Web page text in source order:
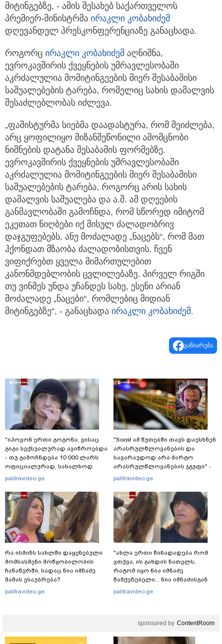
მიტინგებზე, - ამის შესახებ საქართველოს
პრემიერ-მინისტრმა ირაკლი კობახიძემ
დღევანდელ პრესკონფერენციაზე განაცხადა.
როგორც ირაკლი კობახიძემ აღნიშნა,
ევროკავშირის ქვეყნების უმრავლესობაში
აკრძალულია მომიტინგეების მიერ შესაბამისი
საშუალებების ტარება, რომელიც სახის დამალვის
შესაძლებლობას იძლევა.
„ფაშისტურმა სიებმა დაადასტურა, რომ შეიძლება,
არც ყოფილიყო მიზანშეწონილი ამომცნობი
ნიშნების დატანა შესაბამის ფორმებზე.
ევროკავშირის ქვეყნების უმრავლესობაში
აკრძალულია მომიტინგეების მიერ შესაბამისი
საშუალებების ტარება, როგორც არის სახის
დამალვის საშუალება და ა.შ. ამ დღეების
განმავლობაში გამოჩნდა, რომ სწორედ იმიტომ
ეკეთათ ნიღბები იქ მისულ ძალადობრივ
დაჯგუფებებს, ანუ მოძალადე „ნაცებს“, რომ მათ
ჰქონდათ მზაობა ძალადობისთვის. ჩვენ
ვიფიქრებთ ყველა მიმართულებით
კანონმდებლობის ცვლილებაზე. პირველ რიგში
თუ ვინმეს უნდა უჩანდეს სახე, ესენი არიან
მოძალადე „ნაცები“, რომლებიც მიდიან
მიტინგებზე“, - განაცხადა ირაკლი კობახიძემ.
გაზიარება
"იპოვონ ერთი გოგონა, ვისაც
გიგა სექსუალურად ავიწროებდა
- თუ გამოჩნდება 10 000 ლარს
ოფიციალურად, სახალხოდ
გადავცემ" - ეკა კუპატაძე
palitravideo.ge
რა ისმინს სახლში დაყენებული
მომსასმენი მოწყობილობის
ჩანაწერში, სადაც ნია იმნაძე
მამას ესაუბრება?
palitravideo.ge
"Soos! ამ წუთებში თავს დაესხნენ
არასრულწლოვანების და
სავარაუდოდ არა მარტო
არასრულწლოვანების ჯგუფი" -
რა ინფორმაციას ავრცელებს
palitravideo.ge
"ახლა ერთი წინადადება რომ
ვთქვა, ის გახდის ნათელს,
რატომ იყო ნია იმნაძე
წამქეზებელი... ნია იმნაძისგან
გამოსული ინფორმაციაა ეს" -
palitravideo.ge
sponsored by ContentRoom